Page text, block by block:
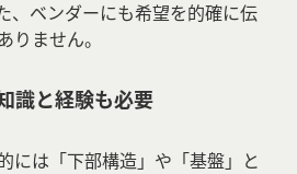
、ベンダーにも希望を的確に伝
りません。
識と経験も必要
には「下部構造」や「基盤」と